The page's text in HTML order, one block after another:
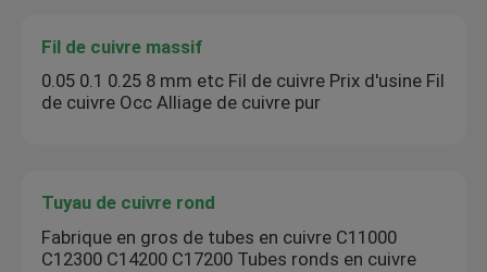
Fil de cuivre massif
0.05 0.1 0.25 8 mm etc Fil de cuivre Prix d'usine Fil
de cuivre Occ Alliage de cuivre pur
Tuyau de cuivre rond
Fabrique en gros de tubes en cuivre C11000
C12300 C14200 C17200 Tubes ronds en cuivre